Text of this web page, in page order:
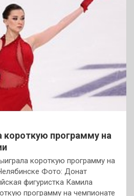
короткую программу на
короткую программу на
Фото: Донат
фигуристка Камила
программу на чемпионате